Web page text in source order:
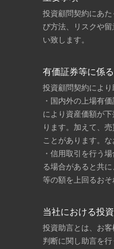
投資顧問契約にあ
び方法、リスクや
い致します。
有価証券等に係
投資顧問契約によ
・国内外の上場有
により資産価額が
ります。加えて、
ことがあります。
・信用取引を行う
る場合があると共
等の額を上回るおそ
当社における投
投資助言とは、お
判断に関し助言を